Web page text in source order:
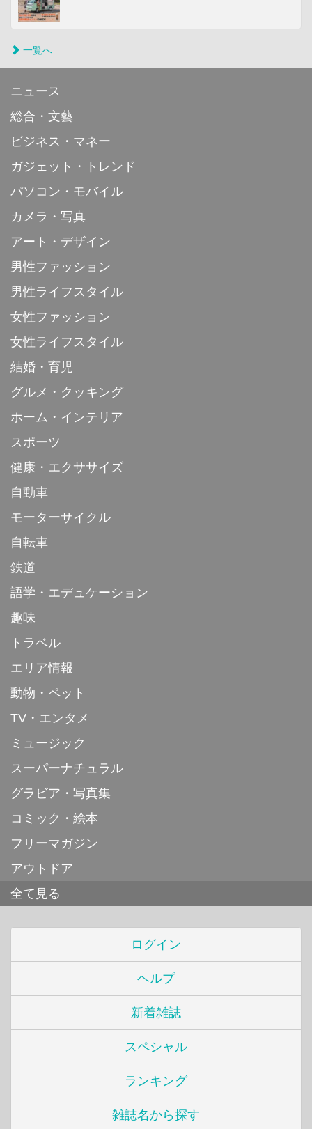
一覧へ
ニュース
総合・文藝
ビジネス・マネー
ガジェット・トレンド
パソコン・モバイル
カメラ・写真
アート・デザイン
男性ファッション
男性ライフスタイル
女性ファッション
女性ライフスタイル
結婚・育児
グルメ・クッキング
ホーム・インテリア
スポーツ
健康・エクササイズ
自動車
モーターサイクル
自転車
鉄道
語学・エデュケーション
趣味
トラベル
エリア情報
動物・ペット
TV・エンタメ
ミュージック
スーパーナチュラル
グラビア・写真集
コミック・絵本
フリーマガジン
アウトドア
全て見る
ログイン
ヘルプ
新着雑誌
スペシャル
ランキング
雑誌名から探す